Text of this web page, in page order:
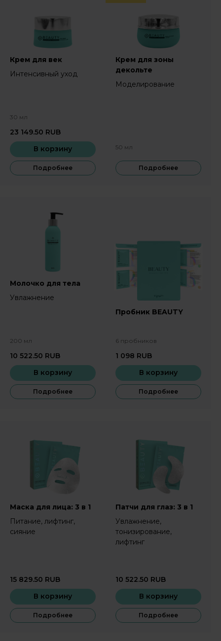
Крем для век
Интенсивный уход
30 мл
23 149.50 RUB
В корзину
Подробнее
Крем для зоны
декольте
Моделирование
50 мл
Подробнее
Молочко для тела
Увлажнение
200 мл
10 522.50 RUB
В корзину
Подробнее
Пробник BEAUTY
6 пробников
1 098 RUB
В корзину
Подробнее
Маска для лица: 3 в 1
Питание, лифтинг,
сияние
15 829.50 RUB
В корзину
Подробнее
Патчи для глаз: 3 в 1
Увлажнение,
тонизирование,
лифтинг
10 522.50 RUB
В корзину
Подробнее